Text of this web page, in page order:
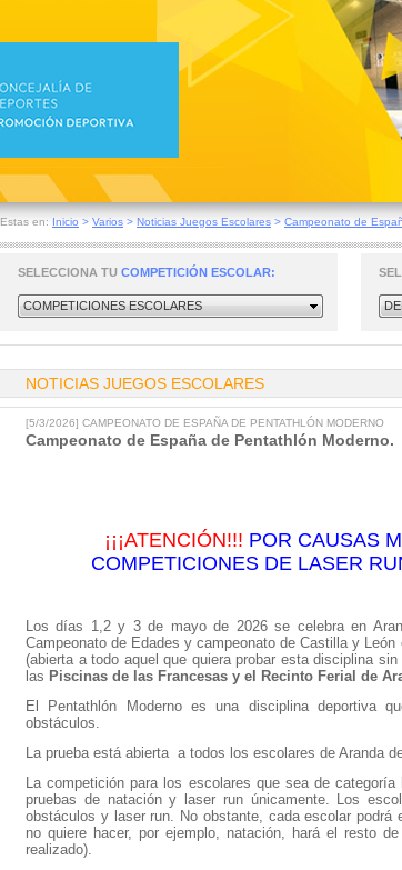
Estas en: Inicio > Varios > Noticias Juegos Escolares > Campeonato de
SELECCIONA TU COMPETICIÓN ESCOLAR:
COMPETICIONES ESCOLARES
NOTICIAS JUEGOS ESCOLARES
[5/3/2026] CAMPEONATO DE ESPAÑA DE PENTATHLÓN MODERNO
Campeonato de España de Pentathlón Moderno.
¡¡¡ATENCIÓN!!! POR CAUSAS
COMPETICIONES DE LASER
Los días 1,2 y 3 de mayo de 2026 se celebra en
Campeonato de Edades y campeonato de Castilla y
(abierta a todo aquel que quiera probar esta disciplina
las Piscinas de las Francesas y el Recinto Ferial de
El Pentathlón Moderno es una disciplina deportiva
obstáculos.
La prueba está abierta a todos los escolares de Aranda
La competición para los escolares que sea de
pruebas de natación y laser run únicamente. Los
obstáculos y laser run. No obstante, cada escolar
no quiere hacer, por ejemplo, natación, hará el resto
realizado).